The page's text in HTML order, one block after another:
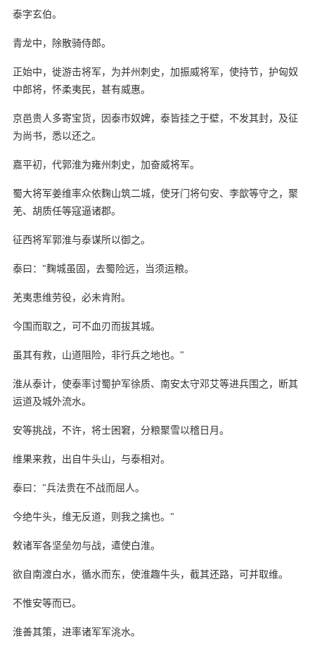
泰字玄伯。
青龙中，除散骑侍郎。
正始中，徙游击将军，为并州刺史，加振威将军，使持节，护匈奴
中郎将，怀柔夷民，甚有威惠。
京邑贵人多寄宝货，因泰市奴婢，泰皆挂之于壁，不发其封，及征
为尚书，悉以还之。
嘉平初，代郭淮为雍州刺史，加奋威将军。
蜀大将军姜维率众依麴山筑二城，使牙门将句安、李歆等守之，聚
羌、胡质任等寇逼诸郡。
征西将军郭淮与泰谋所以御之。
泰曰："麴城虽固，去蜀险远，当须运粮。
羌夷患维劳役，必未肯附。
今围而取之，可不血刃而拔其城。
虽其有救，山道阻险，非行兵之地也。"
淮从泰计，使泰率讨蜀护军徐质、南安太守邓艾等进兵围之，断其
运道及城外流水。
安等挑战，不许，将士困窘，分粮聚雪以稽日月。
维果来救，出自牛头山，与泰相对。
泰曰："兵法贵在不战而屈人。
今绝牛头，维无反道，则我之擒也。"
敕诸军各坚垒勿与战，遣使白淮。
欲自南渡白水，循水而东，使淮趣牛头，截其还路，可并取维。
不惟安等而已。
淮善其策，进率诸军军洮水。